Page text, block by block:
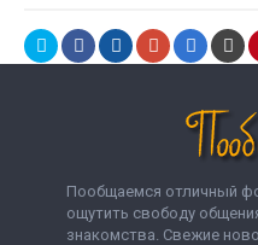
Пообщаемся отличный
ощутить свободу
знакомства. Свежие